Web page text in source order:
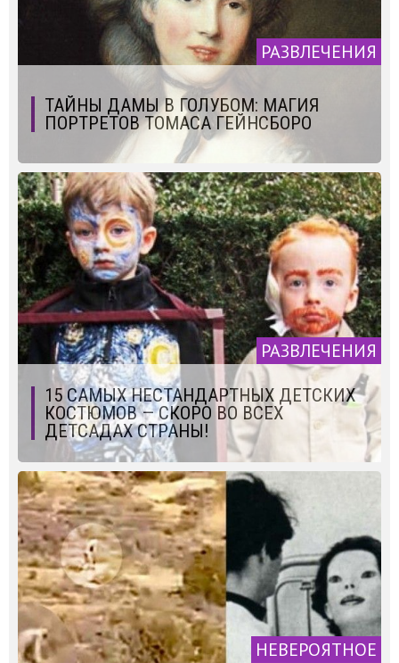
РАЗВЛЕЧЕНИЯ
ТАЙНЫ ДАМЫ В ГОЛУБОМ: МАГИЯ
ПОРТРЕТОВ ТОМАСА ГЕЙНСБОРО
РАЗВЛЕЧЕНИЯ
15 САМЫХ НЕСТАНДАРТНЫХ ДЕТСКИХ
КОСТЮМОВ — СКОРО ВО ВСЕХ
ДЕТСАДАХ СТРАНЫ!
НЕВЕРОЯТНОЕ